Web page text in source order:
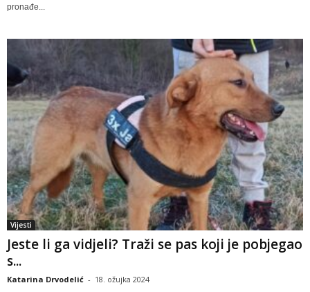
pronađe...
Vijesti
Jeste li ga vidjeli? Traži se pas koji je pobjegao
s...
Katarina Drvodelić - 18. ožujka 2024